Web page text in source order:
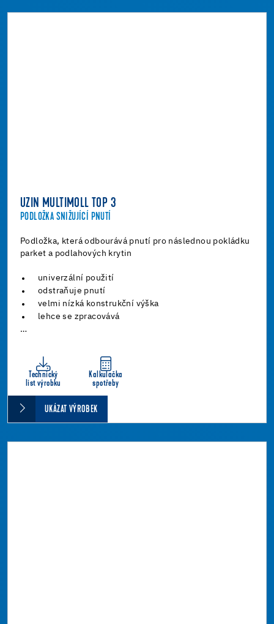
UZIN MULTIMOLL TOP 3
PODLOŽKA SNIŽUJÍCÍ PNUTÍ
Podložka, která odbourává pnutí pro následnou pokládku
parket a podlahových krytin
univerzální použití
odstraňuje pnutí
velmi nízká konstrukční výška
lehce se zpracovává
…
Technický
list výrobku
Kalkulačka
spotřeby
UKÁZAT VÝROBEK